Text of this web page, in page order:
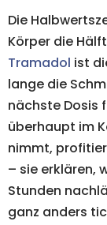
Die
Körper die
Tramadol ist
lange die
nächste Dosis
überhaupt im
nimmt,
– sie erklären,
Stunden
ganz anders